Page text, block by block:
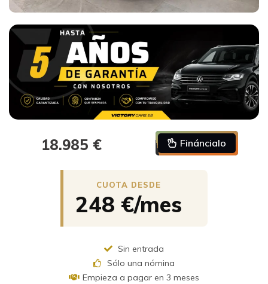
18.985 € Fináncialo
248 €/mes
Sin entrada
Sólo una nómina
Empieza a pagar en 3 meses